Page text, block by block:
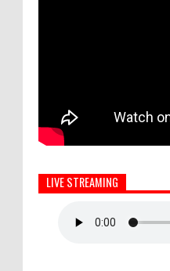
LIVE STREAMING